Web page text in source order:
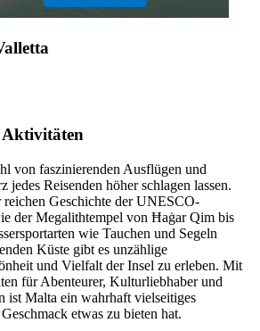
von faszinierenden Ausflügen und
jedes Reisenden höher schlagen lassen.
Geschichte der UNESCO-
der Megalithtempel von Ħaġar Qim bis
wie Tauchen und Segeln
Küste gibt es unzählige
und Vielfalt der Insel zu erleben. Mit
für Abenteurer, Kulturliebhaber und
ist Malta ein wahrhaft vielseitiges
etwas zu bieten hat.